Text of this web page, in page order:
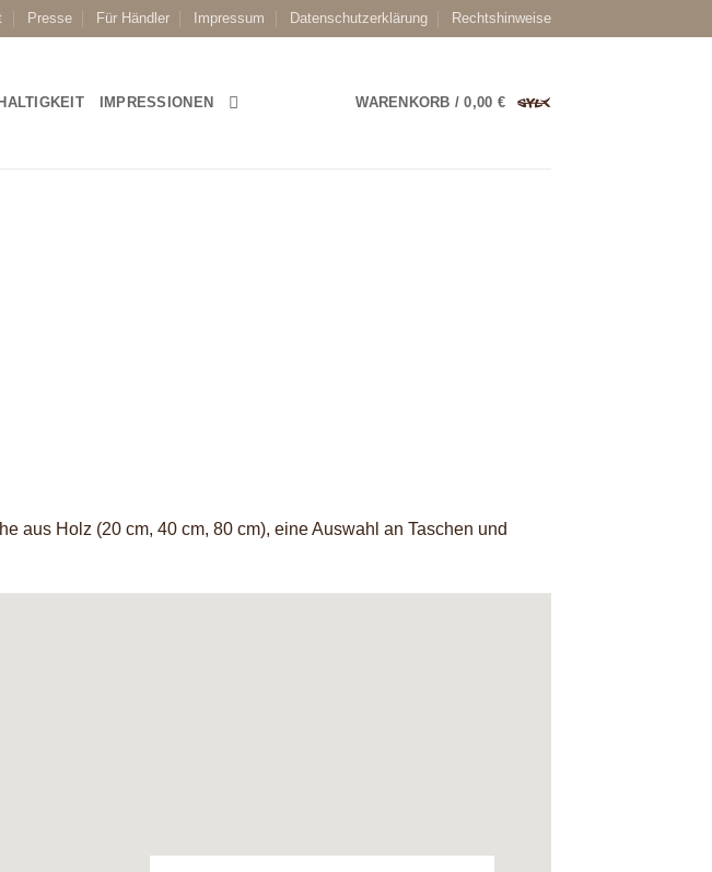
Presse Für Händler Impressum Datenschutzerklärung Rechtshinweise
IMPRESSIONEN WARENKORB /0,00 €
aus Holz (20 cm, 40 cm, 80 cm), eine Auswahl an Taschen und